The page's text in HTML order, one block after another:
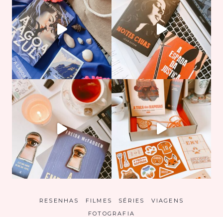
RESENHAS FILMES SÉRIES
VIAGENS
FOTOGRAFIA